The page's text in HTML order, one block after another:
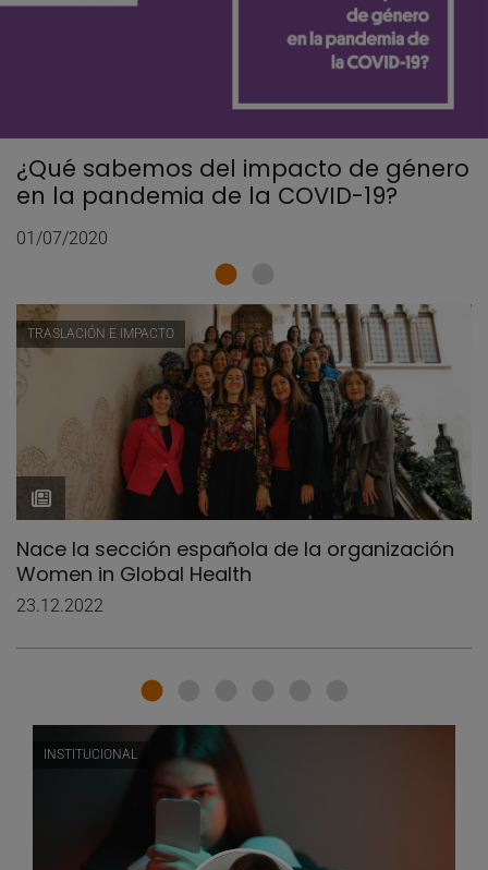
¿Qué sabemos del impacto de género
en la pandemia de la COVID-19?
01/07/2020
TRASLACIÓN E IMPACTO
Nace la sección española de la organización
Women in Global Health
23.12.2022
INSTITUCIONAL